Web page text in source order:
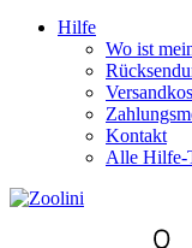
Hilfe
Wo ist
Kontakt
Alle Hilfe-